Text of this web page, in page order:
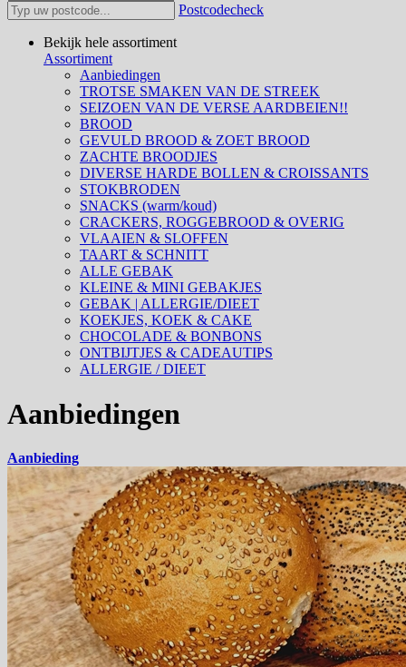
Postcodecheck
Bekijk hele assortiment
Assortiment
Aanbiedingen
TROTSE SMAKEN VAN DE STREEK
SEIZOEN VAN DE VERSE AARDBEIEN!!
BROOD
GEVULD BROOD & ZOET BROOD
ZACHTE BROODJES
DIVERSE HARDE BOLLEN & CROISSANTS
STOKBRODEN
SNACKS (warm/koud)
CRACKERS, ROGGEBROOD & OVERIG
VLAAIEN & SLOFFEN
TAART & SCHNITT
ALLE GEBAK
KLEINE & MINI GEBAKJES
GEBAK | ALLERGIE/DIEET
KOEKJES, KOEK & CAKE
CHOCOLADE & BONBONS
ONTBIJTJES & CADEAUTIPS
ALLERGIE / DIEET
Aanbiedingen
Aanbieding